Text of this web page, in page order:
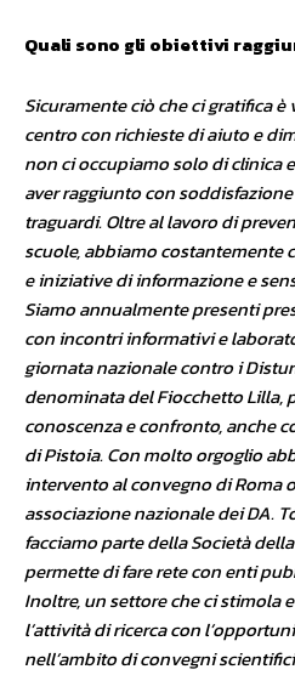
Quali sono gli obiettivi
Sicuramente ciò che ci gratifica
centro con richieste di aiuto e
non ci occupiamo solo di clinica
aver raggiunto con
traguardi. Oltre al lavoro di
scuole, abbiamo costantemente
e iniziative di informazione e
Siamo annualmente presenti
con incontri informativi e
giornata nazionale contro i
denominata del Fiocchetto
conoscenza e confronto, anche
di Pistoia. Con molto orgoglio
intervento al convegno di Roma
associazione nazionale dei DA.
facciamo parte della Società
permette di fare rete con enti
Inoltre, un settore che ci stimola
l’attività di ricerca con
nell’ambito di convegni